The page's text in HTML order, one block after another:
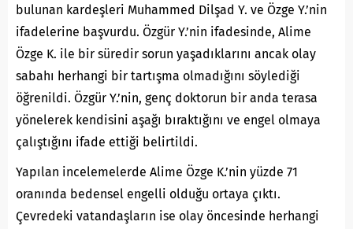
bulunan kardeşleri Muhammed Dilşad Y. ve Özge Y.’nin
ifadelerine başvurdu. Özgür Y.’nin ifadesinde, Alime
Özge K. ile bir süredir sorun yaşadıklarını ancak olay
sabahı herhangi bir tartışma olmadığını söylediği
öğrenildi. Özgür Y.’nin, genç doktorun bir anda terasa
yönelerek kendisini aşağı bıraktığını ve engel olmaya
çalıştığını ifade ettiği belirtildi.
Yapılan incelemelerde Alime Özge K.’nin yüzde 71
oranında bedensel engelli olduğu ortaya çıktı.
Çevredeki vatandaşların ise olay öncesinde herhangi